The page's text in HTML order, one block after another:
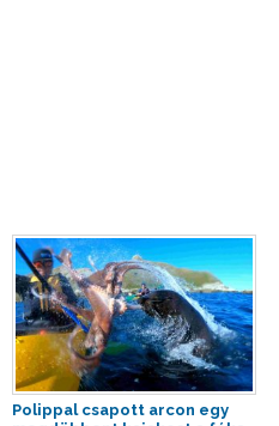
Polippal csapott arcon egy